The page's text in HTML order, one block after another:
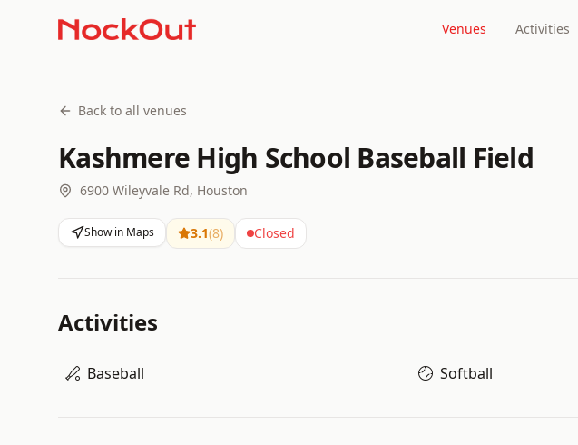
Venues Activities
Back to all venues
Kashmere High School Baseball Field
6900 Wileyvale Rd, Houston
Show in Maps 3.1(8) Closed
Activities
Baseball Softball